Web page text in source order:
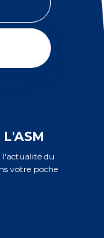
L'ASM
l'actualité du
votre poche